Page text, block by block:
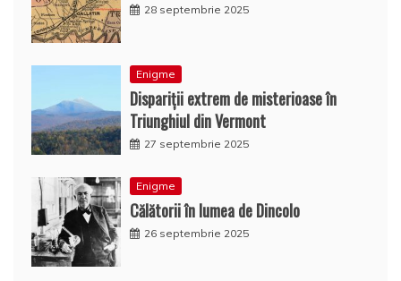
28 septembrie 2025
Enigme
Dispariţii extrem de misterioase în
Triunghiul din Vermont
27 septembrie 2025
Enigme
Călătorii în lumea de Dincolo
26 septembrie 2025